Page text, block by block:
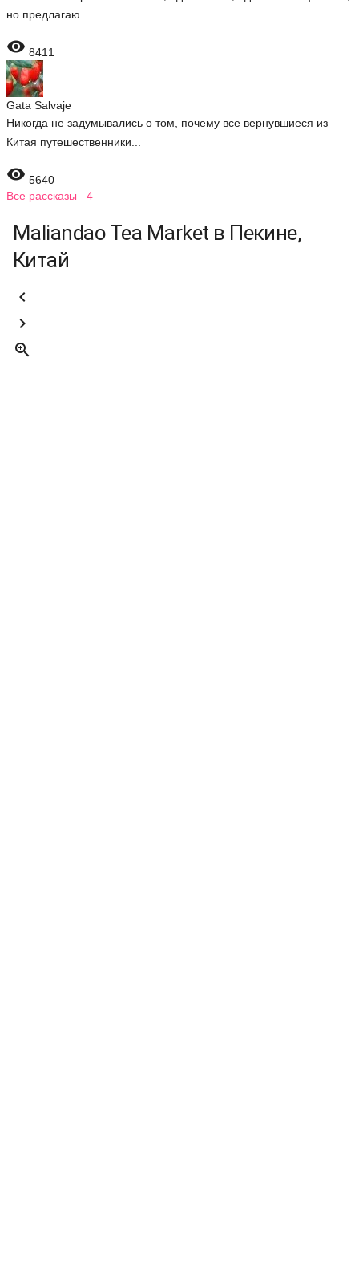
но предлагаю...
 8411
Gata Salvaje
Никогда не задумывались о том, почему все вернувшиеся из
Китая путешественники...
 5640
Все рассказы 4
Maliandao Tea Market в Пекине,
Китай


